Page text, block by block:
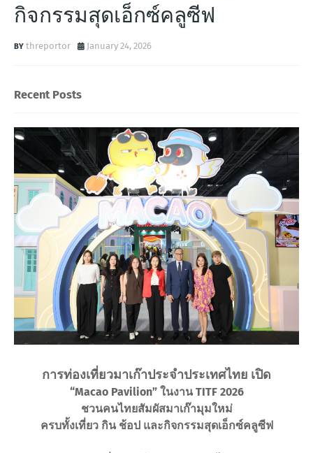
กิจกรรมสุดเอ็กซ์คลูซีฟ
threportor January 24, 2026
Recent Posts
การท่องเที่ยวมาเก๊าประจำประเทศไทย เปิด
“Macao Pavilion” ในงาน TITF 2026
ชวนคนไทยสัมผัสมาเก๊ามุมใหม่
ครบทั้งเที่ยว กิน ช้อป และกิจกรรมสุดเอ็กซ์คลูซีฟ